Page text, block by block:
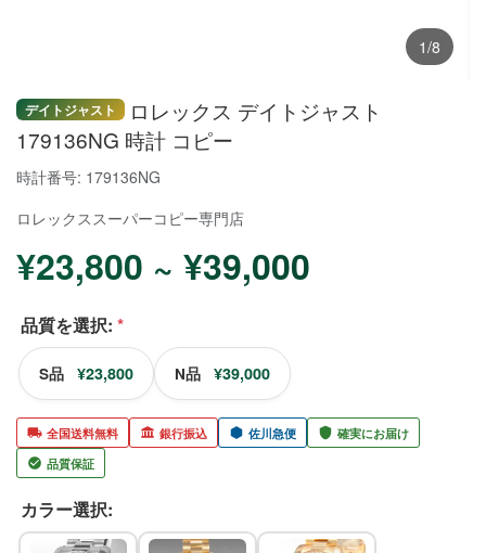
1/8
デイトジャスト
ロレックス デイトジャスト
179136NG 時計 コピー
時計番号: 179136NG
ロレックススーパーコピー専門店
¥23,800 ~ ¥39,000
品質を選択: *
S品 ¥23,800 N品 ¥39,000
全国送料無料 銀行振込 佐川急便
確実にお届け
品質保証
カラー選択: